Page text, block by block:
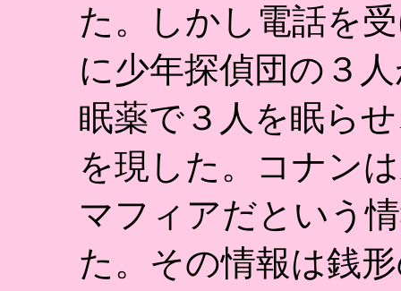
た。しかし電話を
に少年探偵団の３
眠薬で３人を眠ら
を現した。コナン
マフィアだという
た。その情報は銭